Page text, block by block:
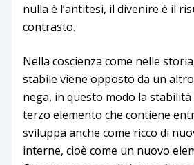
nulla è l’antitesi, il divenire è il
contrasto.
Nella coscienza come nelle
stabile viene opposto da un
nega, in questo modo la
terzo elemento che contiene
sviluppa anche come ricco di
interne, cioè come un nuovo